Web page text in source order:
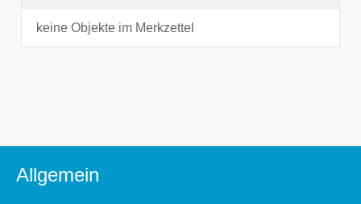
keine Objekte im Merkzettel
Allgemein